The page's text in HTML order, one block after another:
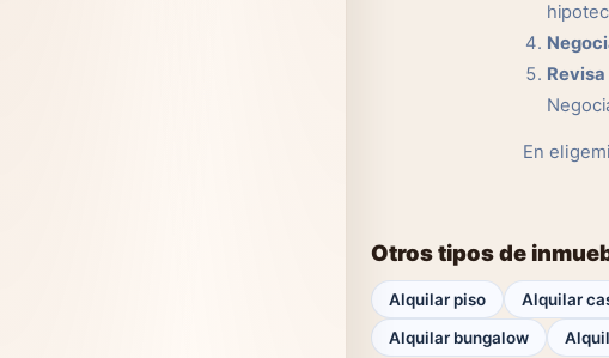
En
Otros tipos de
Alquilar piso Alquilar
Alquilar bungalow